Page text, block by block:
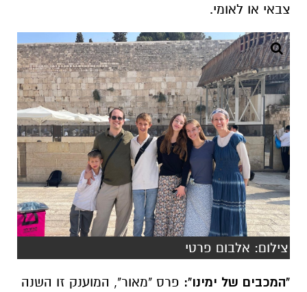
צבאי או לאומי.
צילום: אלבום פרטי
"המכבים של ימינו": פרס "מאור", המוענק זו השנה